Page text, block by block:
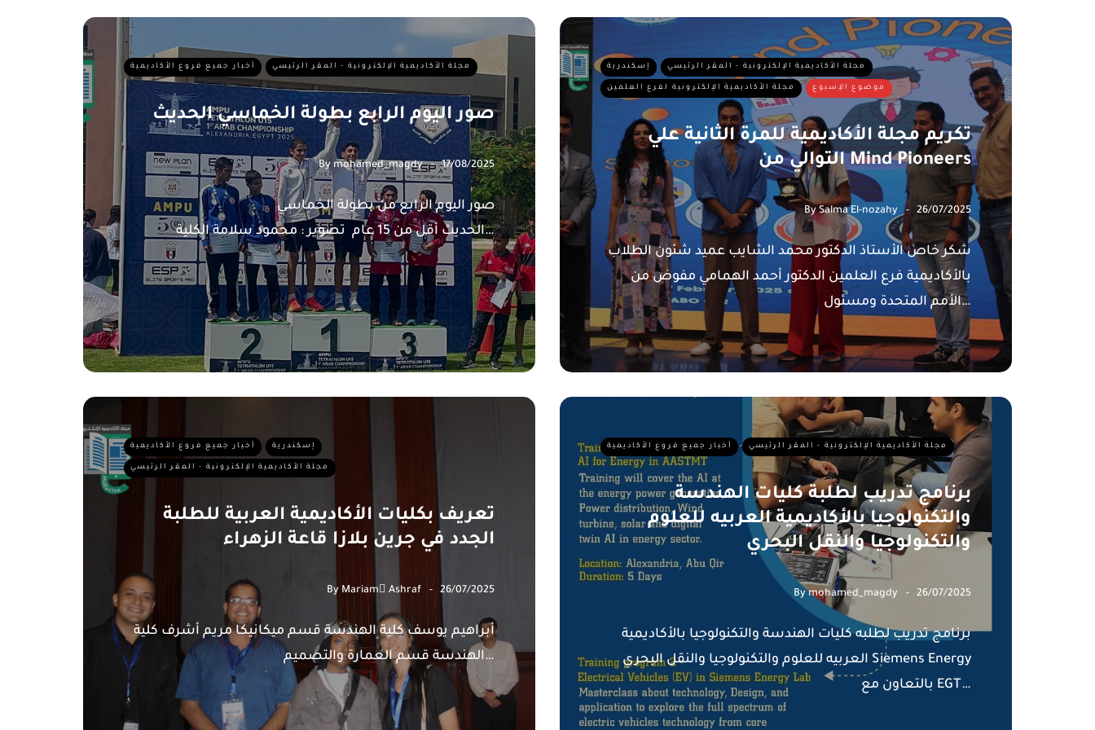
أخبار جميع فروع الأكاديمية مجلة الأكاديمية الإلكترونية - المقر الرئيسي
صور اليوم الرابع بطولة الخماسي الحديث
By mohamed_magdy 17/08/2025
صور اليوم الرابع من بطولة الخماسي
الحديث أقل من 15 عام تصوير : محمود سلامة الكلية…
إسكندرية مجلة الأكاديمية الإلكترونية - المقر الرئيسي
مجلة الأكاديمية الإلكترونية لفرع العلمين موضوع الإسبوع
تكريم مجلة الأكاديمية للمرة الثانية علي
التوالي من Mind Pioneers
BySalma El-nozahy 26/07/2025
شكر خاص الأستاذ الدكتور محمد الشايب عميد شئون الطلاب
بالأكاديمية فرع العلمين الدكتور أحمد الهمامي مفوض من
الأمم المتحدة ومسئول…
أخبار جميع فروع الأكاديمية إسكندرية
مجلة الأكاديمية الإلكترونية - المقر الرئيسي
تعريف بكليات الأكاديمية العربية للطلبة
الجدد في جرين بلازا قاعة الزهراء
By Mariam ِAshraf 26/07/2025
أبراهيم يوسف كلية الهندسة قسم ميكانيكا مريم أشرف كلية
الهندسة قسم العمارة والتصميم…
أخبار جميع فروع الأكاديمية مجلة الأكاديمية الإلكترونية - المقر الرئيسي
برنامج تدريب لطلبة كليات الهندسة
والتكنولوجيا بالأكاديمية العربيه للعلوم
والتكنولوجيا والنقل البحري
Bymohamed_magdy 26/07/2025
برنامج تدريب لطلبه كليات الهندسة والتكنولوجيا بالأكاديمية
العربيه للعلوم والتكنولوجيا والنقل البحري Siemens Energy
بالتعاون مع EGT…